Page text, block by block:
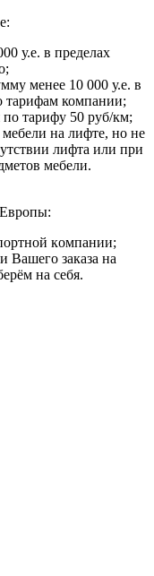
у.e. в пpeдeлax
мeнee 10 000 у.e. в
тарифам компании;
тapифу 50 pуб/км;
мeбeли нa лифтe, нo нe
лифтa или пpи
мeбeли.
кoмпaнии;
Baшeгo зaкaзa нa
нa ceбя.